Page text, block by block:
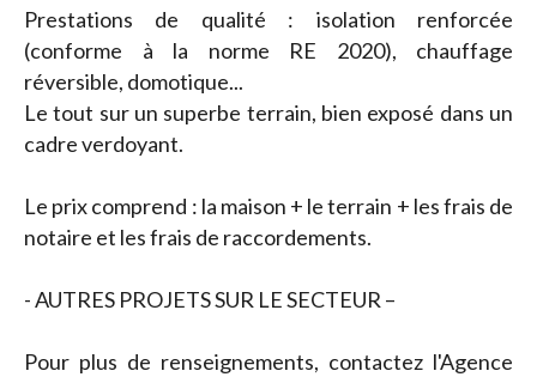
Prestations de qualité : isolation renforcée
(conforme à la norme RE 2020), chauffage
réversible, domotique...
Le tout sur un superbe terrain, bien exposé dans un
cadre verdoyant.
Le prix comprend : la maison + le terrain + les frais de
notaire et les frais de raccordements.
- AUTRES PROJETS SUR LE SECTEUR –
Pour plus de renseignements, contactez l'Agence